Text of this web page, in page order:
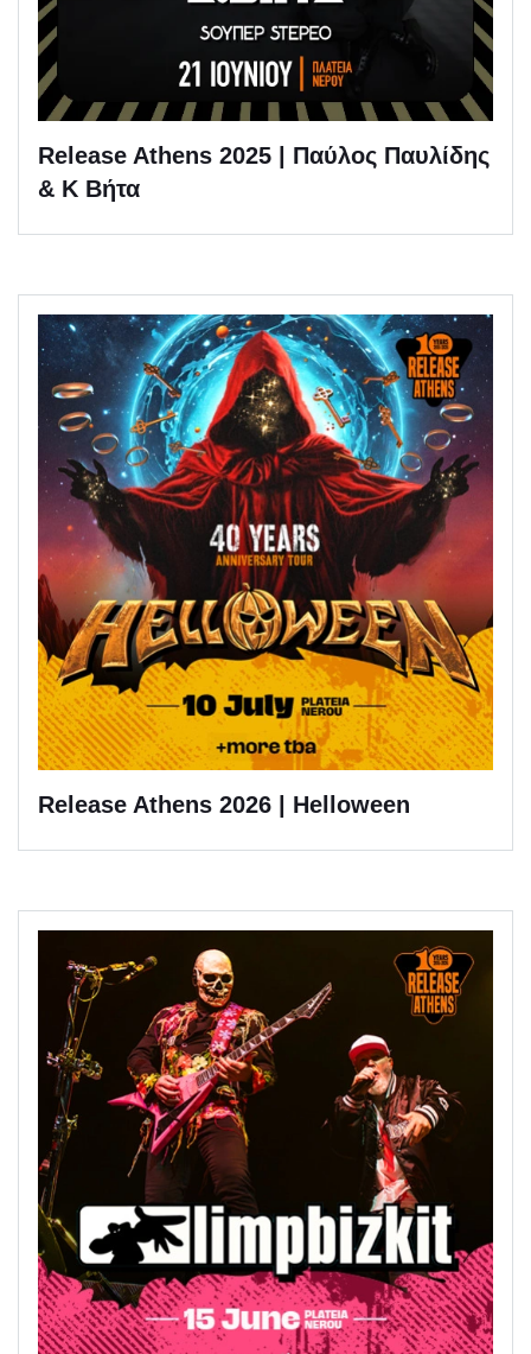
Release Athens 2025 | Παύλος Παυλίδης
& Κ Βήτα
Release Athens 2026 | Helloween